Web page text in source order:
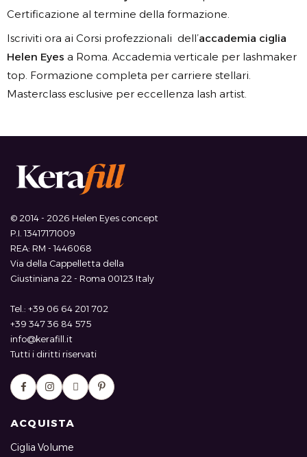
Certificazione al termine della formazione.
Iscriviti ora ai Corsi profezzionali dell’accademia ciglia
Helen Eyes a Roma. Accademia verticale per lashmaker
top. Formazione completa per carriere stellari.
Masterclass esclusive per eccellenza lash artist.
© 2014 - 2026 Helen Eyes concept
P.I. 13417171009
REA: RM - 1446068
Via della Cappelletta della
Giustiniana 22 - Roma 00123 Italy
Tel.: +39 06 64 201 702
+39 347 36 84 575
info@kerafill.it
Tutti i diritti riservati
ACQUISTA
Ciglia Volume